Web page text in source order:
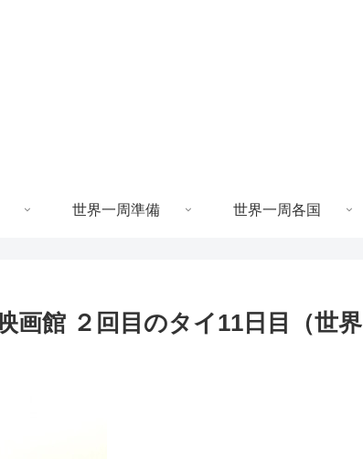
世界一周準備 世界一周各国
画館 ２回目のタイ11日目（世界